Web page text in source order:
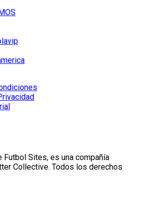
Futbol Sites, es una compañía
Collective. Todos los derechos